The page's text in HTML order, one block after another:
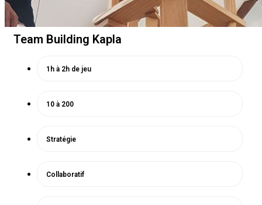
Team Building Kapla
1h à 2h de jeu
10 à 200
Stratégie
Collaboratif